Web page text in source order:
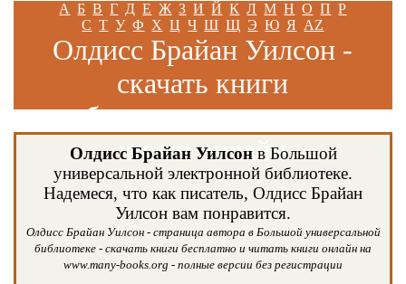
А Б В Г Д Е Ж З И Й К Л М Н О П Р
С Т У Ф Х Ц Ч Ш Щ Э Ю Я AZ
Олдисс Брайан Уилсон -
скачать книги
бесплатно и читать
книги онлайн
Олдисс Брайан Уилсонв Большой
универсальной электронной библиотеке.
Надемеся, что как писатель, Олдисс Брайан
Уилсон вам понравится.
Олдисс Брайан Уилсон - страница автора в Большой универсальной
библиотеке - скачать книги бесплатно и читать книги онлайн на
www.many-books.org - полные версии без регистрации